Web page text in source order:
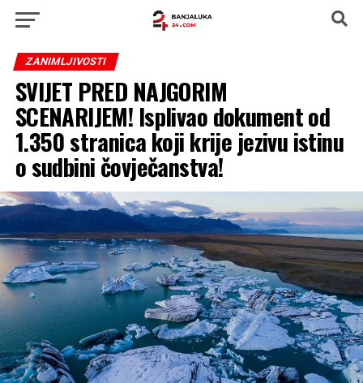
ZANIMLJIVOSTI
SVIJET PRED NAJGORIM
SCENARIJEM! Isplivao dokument od
1.350 stranica koji krije jezivu istinu
o sudbini čovječanstva!